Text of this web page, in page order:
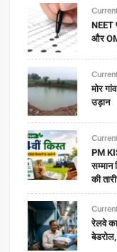
NEET
और
मोर
उड़ान
PM
सम्मान
की
रेलवे